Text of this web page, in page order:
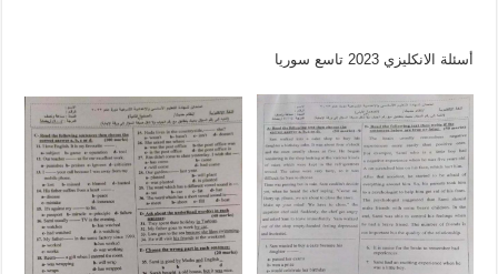
أسئلة الانكليزي 2023 تاسع سوريا